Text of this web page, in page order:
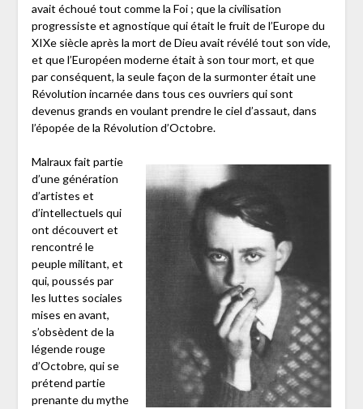
avait échoué tout comme la Foi ; que la civilisation
progressiste et agnostique qui était le fruit de l’Europe du
XIXe siècle après la mort de Dieu avait révélé tout son vide,
et que l’Européen moderne était à son tour mort, et que
par conséquent, la seule façon de la surmonter était une
Révolution incarnée dans tous ces ouvriers qui sont
devenus grands en voulant prendre le ciel d’assaut, dans
l’épopée de la Révolution d’Octobre.
Malraux fait partie
d’une génération
d’artistes et
d’intellectuels qui
ont découvert et
rencontré le
peuple militant, et
qui, poussés par
les luttes sociales
mises en avant,
s’obsèdent de la
légende rouge
d’Octobre, qui se
prétend partie
prenante du mythe